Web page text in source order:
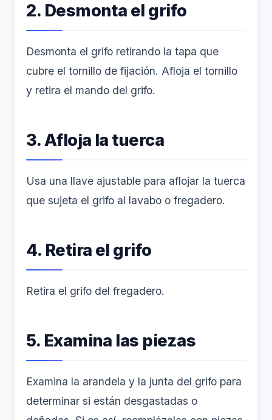
2. Desmonta el grifo
Desmonta el grifo retirando la tapa que
cubre el tornillo de fijación. Afloja el tornillo
y retira el mando del grifo.
3. Afloja la tuerca
Usa una llave ajustable para aflojar la tuerca
que sujeta el grifo al lavabo o fregadero.
4. Retira el grifo
Retira el grifo del fregadero.
5. Examina las piezas
Examina la arandela y la junta del grifo para
determinar si están desgastadas o